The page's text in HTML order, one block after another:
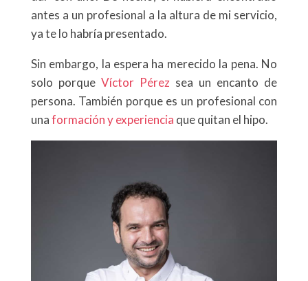
antes a un profesional a la altura de mi servicio,
ya te lo habría presentado.
Sin embargo, la espera ha merecido la pena. No
solo porque Víctor Pérezsea un encanto de
persona. También porque es un profesional con
unaformación y experiencia que quitan el hipo.